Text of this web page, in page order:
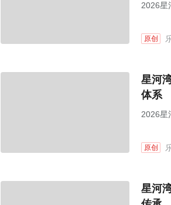
2026星
原创
星河
体系
2026星
原创
星河